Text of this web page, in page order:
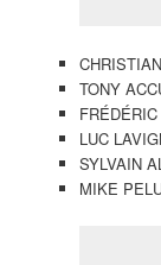
TONY
LUC
SYLVAIN
MIKE